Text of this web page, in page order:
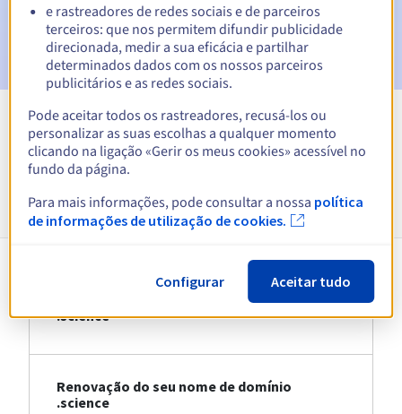
E-mail após o Redemption Grace Periodpara notificar a
eliminação do nome de domínio
Ver todas as extensões
Informações sobre .science
Registo do seu nome de domínio
.science
Renovação do seu nome de domínio
.science
e rastreadores de redes sociais e de parceiros
terceiros: que nos permitem difundir publicidade
direcionada, medir a sua eficácia e partilhar
determinados dados com os nossos parceiros
publicitários e as redes sociais.
Pode aceitar todos os rastreadores, recusá-los ou
personalizar as suas escolhas a qualquer momento
clicando na ligação «Gerir os meus cookies» acessível no
fundo da página.
Para mais informações, pode consultar a nossa política
de informações de utilização de cookies.
Configurar Aceitar tudo